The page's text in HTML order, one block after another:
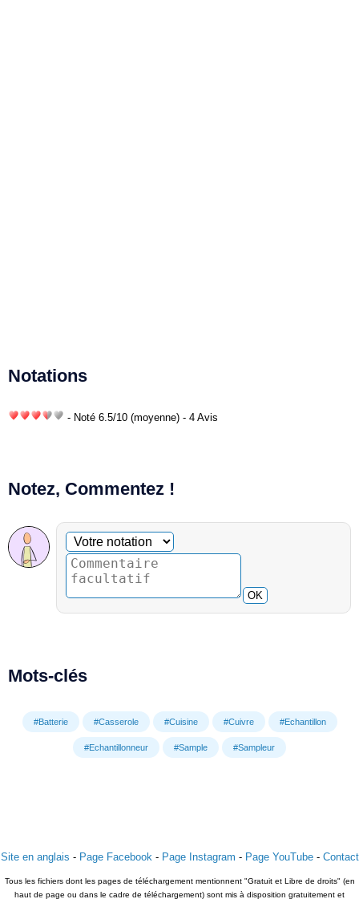
Notations
- Noté 6.5/10 (moyenne) - 4 Avis
Notez, Commentez !
Commentaire facultatif
Votre notation
OK
Mots-clés
#Batterie #Casserole #Cuisine #Cuivre #Echantillon
#Echantillonneur #Sample #Sampleur
Site en anglais - Page Facebook - Page Instagram - Page YouTube- Contact
Tous les fichiers dont les pages de téléchargement mentionnent "Gratuit et Libre de droits" (en
haut de page ou dans le cadre de téléchargement) sont mis à disposition gratuitement et